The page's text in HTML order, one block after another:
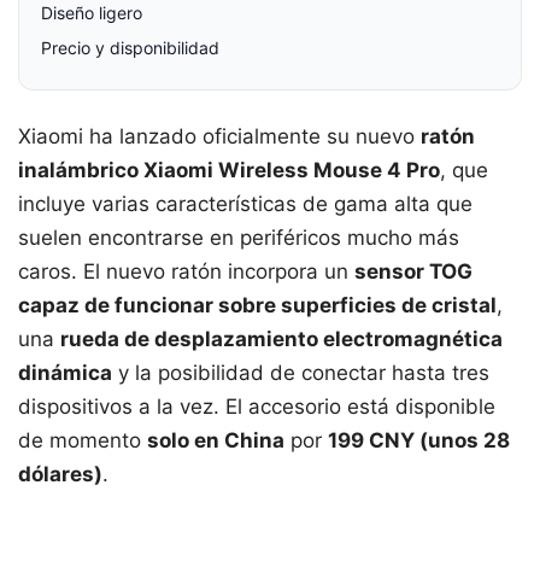
Diseño ligero
Precio y disponibilidad
Xiaomi ha lanzado oficialmente su nuevo ratón
inalámbrico Xiaomi Wireless Mouse 4 Pro, que
incluye varias características de gama alta que
suelen encontrarse en periféricos mucho más
caros. El nuevo ratón incorpora un sensor TOG
capaz de funcionar sobre superficies de cristal,
una rueda de desplazamiento electromagnética
dinámica y la posibilidad de conectar hasta tres
dispositivos a la vez. El accesorio está disponible
de momento solo en China por 199 CNY (unos 28
dólares).